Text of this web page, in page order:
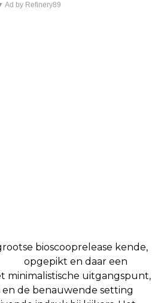
Ad by Refinery89
bioscooprelease kende,
opgepikt en daar een
minimalistische uitgangspunt,
en de benauwende setting